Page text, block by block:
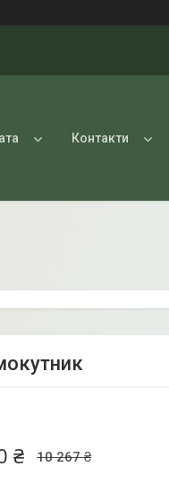
Контакти
10 267 ₴
₴